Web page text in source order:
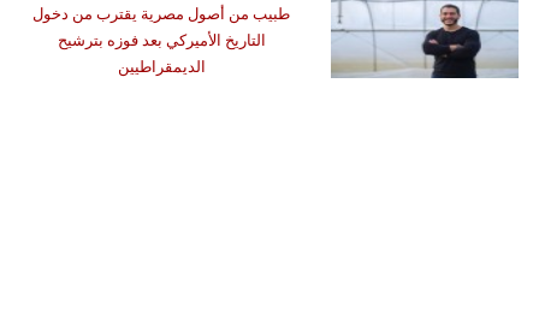
طبيب من أصول مصرية يقترب من دخول
التاريخ الأميركي بعد فوزه بترشيح
الديمقراطيين